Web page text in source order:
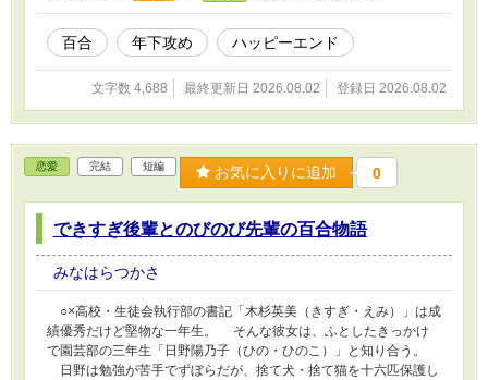
百合 年下攻め ハッピーエンド
文字数 4,688 最終更新日 2026.08.02 登録日 2026.08.02
恋愛 完結 短編 お気に入りに追加 0
できすぎ後輩とのびのび先輩の百合物語
みなはらつかさ
○×高校・生徒会執行部の書記「木杉英美（きすぎ・えみ）」は成
績優秀だけど堅物な一年生。 そんな彼女は、ふとしたきっかけ
で園芸部の三年生「日野陽乃子（ひの・ひのこ）」と知り合う。
日野は勉強が苦手でずぼらだが、捨て犬・捨て猫を十六匹保護し